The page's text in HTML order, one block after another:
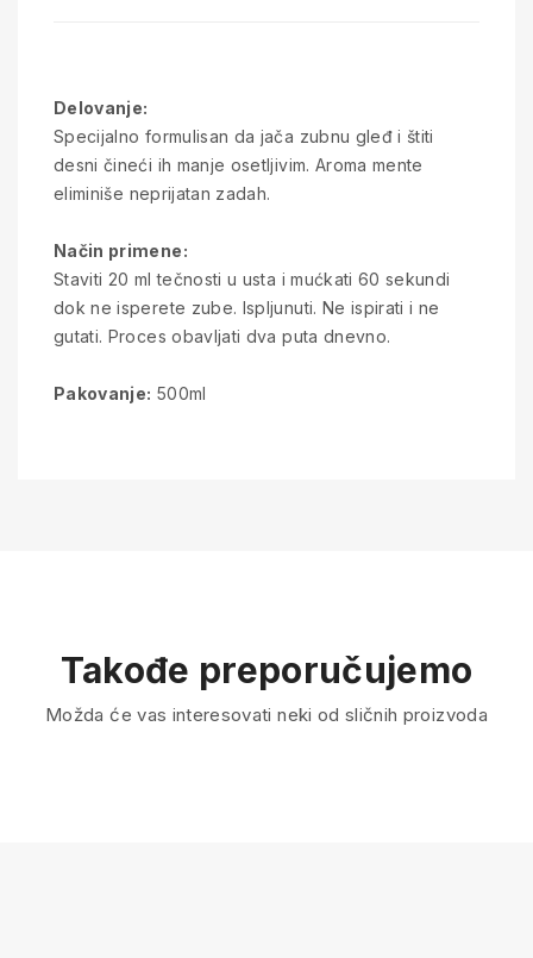
Delovanje:
Specijalno formulisan da jača zubnu gleđ i štiti
desni čineći ih manje osetljivim. Aroma mente
eliminiše neprijatan zadah.
Način primene:
Staviti 20 ml tečnosti u usta i mućkati 60 sekundi
dok ne isperete zube. Ispljunuti. Ne ispirati i ne
gutati. Proces obavljati dva puta dnevno.
Pakovanje: 500ml
Takođe preporučujemo
Možda će vas interesovati neki od sličnih proizvoda